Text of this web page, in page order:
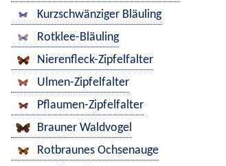
Kurzschwänziger Bläuling
Rotklee-Bläuling
Nierenfleck-Zipfelfalter
Ulmen-Zipfelfalter
Pflaumen-Zipfelfalter
Brauner Waldvogel
Rotbraunes Ochsenauge